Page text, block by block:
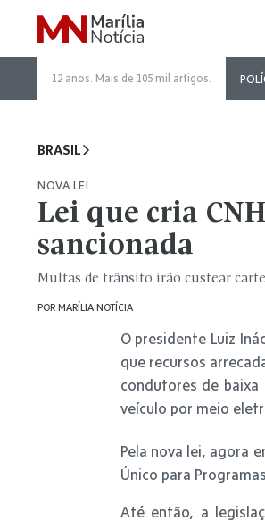
12 anos. Mais de 105 mil artigos.
BRASIL
NOVA LEI
Lei que cria
sancionada
Multas de trânsito irão custear
POR MARÍLIA NOTÍCIA
O presidente Luiz
que recursos
condutores de
veículo por meio
Pela nova lei, agora
Único para
Até então, a